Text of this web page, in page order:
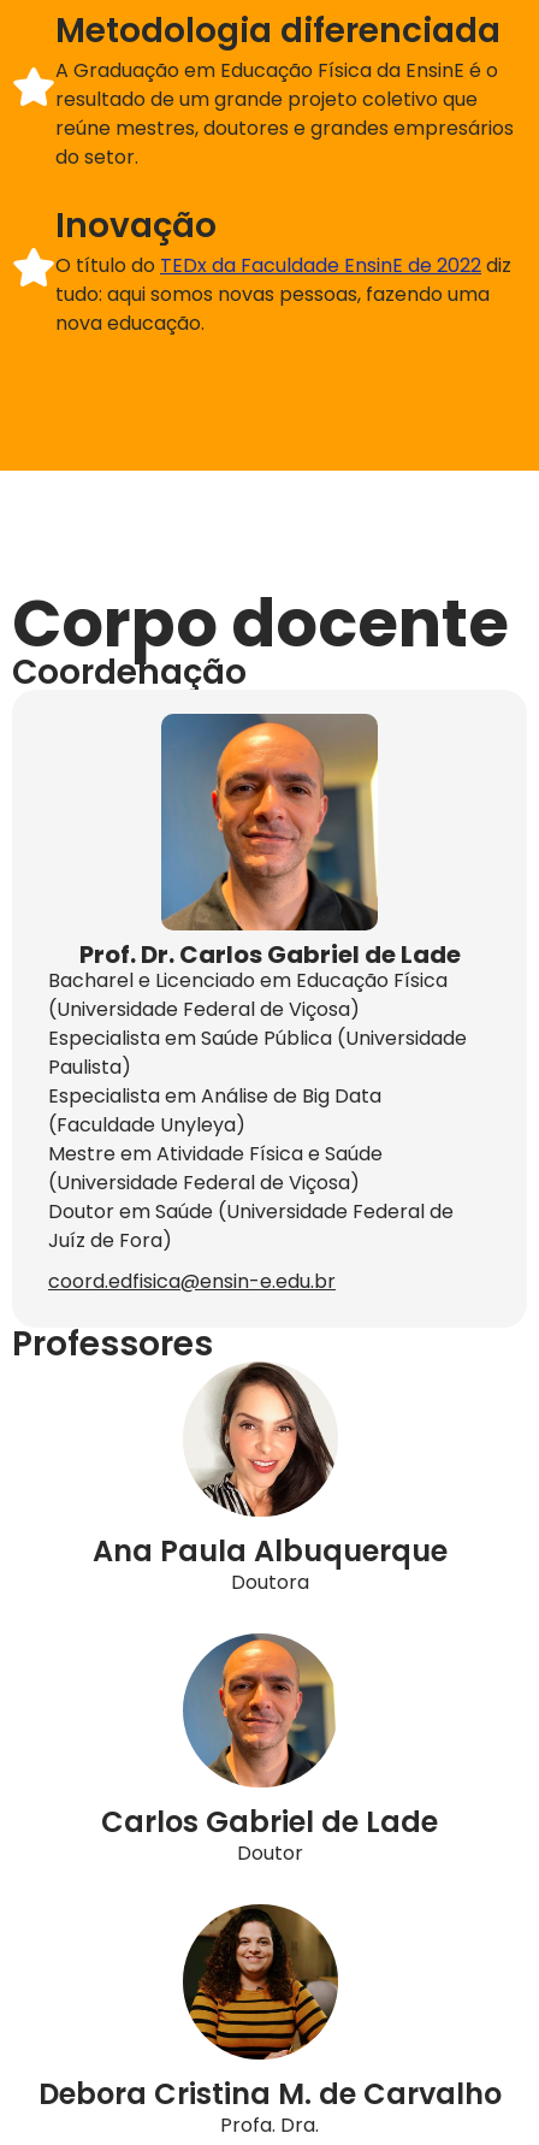
Metodologia diferenciada
A Graduação em Educação Física da EnsinE é o
resultado de um grande projeto coletivo que
reúne mestres, doutores e grandes empresários
do setor.
Inovação
O título do TEDx da Faculdade EnsinE de 2022diz
tudo: aqui somos novas pessoas, fazendo uma
nova educação.
Corpo docente
Coordenação
Prof. Dr. Carlos Gabriel de Lade
Bacharel e Licenciado em Educação Física
(Universidade Federal de Viçosa)
Especialista em Saúde Pública (Universidade
Paulista)
Especialista em Análise de Big Data
(Faculdade Unyleya)
Mestre em Atividade Física e Saúde
(Universidade Federal de Viçosa)
Doutor em Saúde (Universidade Federal de
Juíz de Fora)
coord.edfisica@ensin-e.edu.br
Professores
Ana Paula Albuquerque
Doutora
Carlos Gabriel de Lade
Doutor
Debora Cristina M. de Carvalho
Profa. Dra.